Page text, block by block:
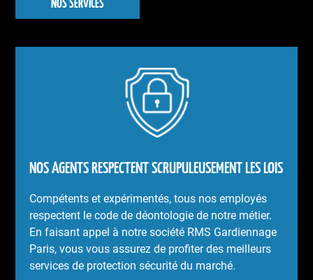
NOS SERVICES
NOS AGENTS RESPECTENT SCRUPULEUSEMENT LES LOIS
Compétents et expérimentés, tous nos employés
respectent le code de déontologie de notre métier.
En faisant appel à notre société RMS Gardiennage
Paris, vous vous assurez de profiter des meilleurs
services de protection sécurité du marché.